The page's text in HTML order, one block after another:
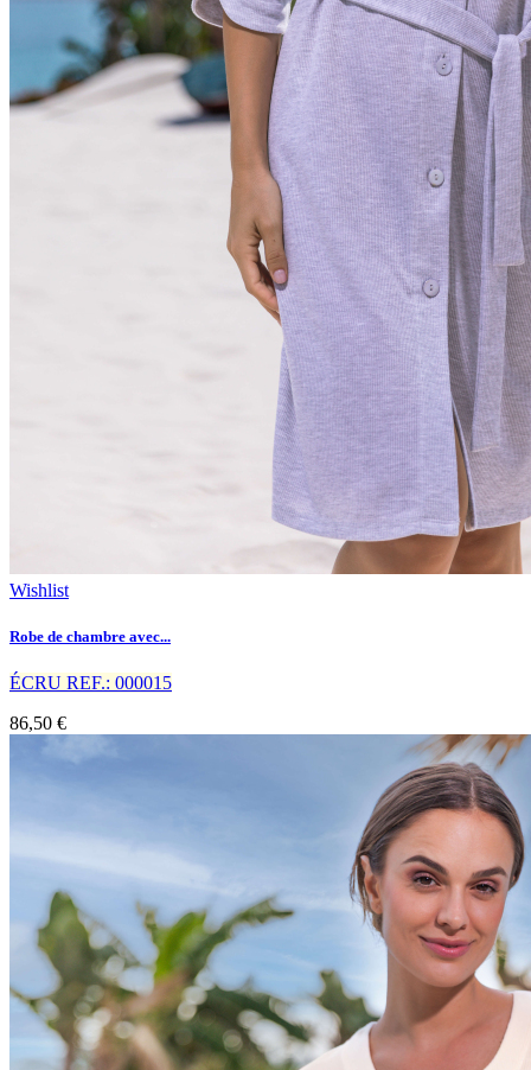
Wishlist
Robe de chambre avec...
ÉCRU REF.: 000015
86,50 €